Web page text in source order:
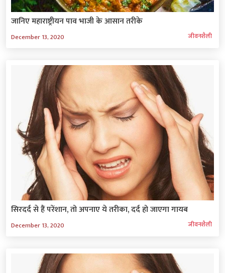
जानिए महाराष्ट्रीयन पाव भाजी के आसान तरीके
December 13, 2020 जीवनशैली
सिरदर्द से हैं परेंशान, तो अपनाए ये तरीका, दर्द हो जाएगा गायब
December 13, 2020 जीवनशैली